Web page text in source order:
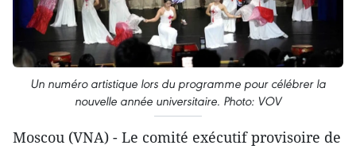
Un numéro artistique lors du programme pour célébrer la
nouvelle année universitaire. Photo: VOV
Moscou (VNA) - Le comité exécutif provisoire de